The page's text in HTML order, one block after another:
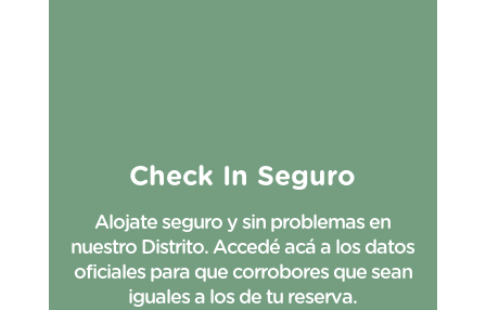
Check In Seguro
Alojate seguro y sin problemas en
nuestro Distrito. Accedé acá a los datos
oficiales para que corrobores que sean
iguales a los de tu reserva.